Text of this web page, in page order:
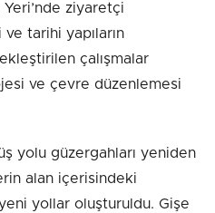
ziyaretçi
tarihi yapıların
çalışmalar
ve çevre düzenlemesi
yolu güzergahları yeniden
alan içerisindeki
yeni yollar oluşturuldu. Gişe